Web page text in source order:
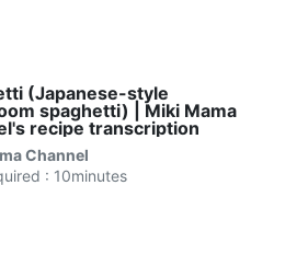
(Japanese-style
spaghetti) | Miki Mama
recipe transcription
Channel
: 10minutes